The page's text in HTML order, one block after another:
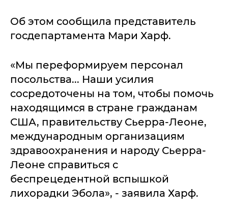
Об этом сообщила представитель
госдепартамента Мари Харф.
«Мы переформируем персонал
посольства... Наши усилия
сосредоточены на том, чтобы помочь
находящимся в стране гражданам
США, правительству Сьерра-Леоне,
международным организациям
здравоохранения и народу Сьерра-
Леоне справиться с
беспрецедентной вспышкой
лихорадки Эбола», - заявила Харф.